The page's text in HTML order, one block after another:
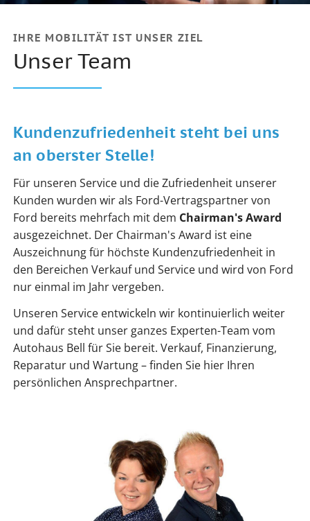
IHRE MOBILITÄT IST UNSER ZIEL
Unser Team
Kundenzufriedenheit steht bei uns
an oberster Stelle!
Für unseren Service und die Zufriedenheit unserer
Kunden wurden wir als Ford-Vertragspartner von
Ford bereits mehrfach mit dem Chairman's Award
ausgezeichnet. Der Chairman's Award ist eine
Auszeichnung für höchste Kundenzufriedenheit in
den Bereichen Verkauf und Service und wird von Ford
nur einmal im Jahr vergeben.
Unseren Service entwickeln wir kontinuierlich weiter
und dafür steht unser ganzes Experten-Team vom
Autohaus Bell für Sie bereit. Verkauf, Finanzierung,
Reparatur und Wartung – finden Sie hier Ihren
persönlichen Ansprechpartner.